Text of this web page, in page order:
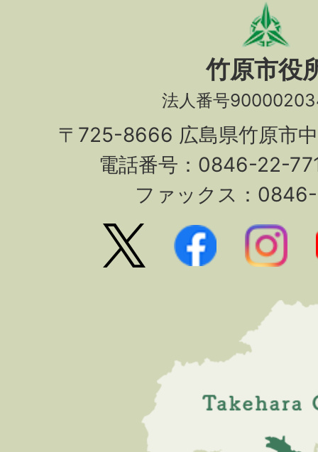
竹原市役
法人番号
〒725-8666 広島県竹原市
電話番号：0846-22-
ファックス：